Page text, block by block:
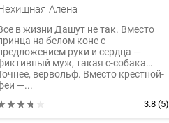
Алена
в жизни Дашут не так. Вместо
на белом коне с
руки и сердца —
муж, такая с-собака…
вервольф. Вместо крестной-
—...
3.8(5)